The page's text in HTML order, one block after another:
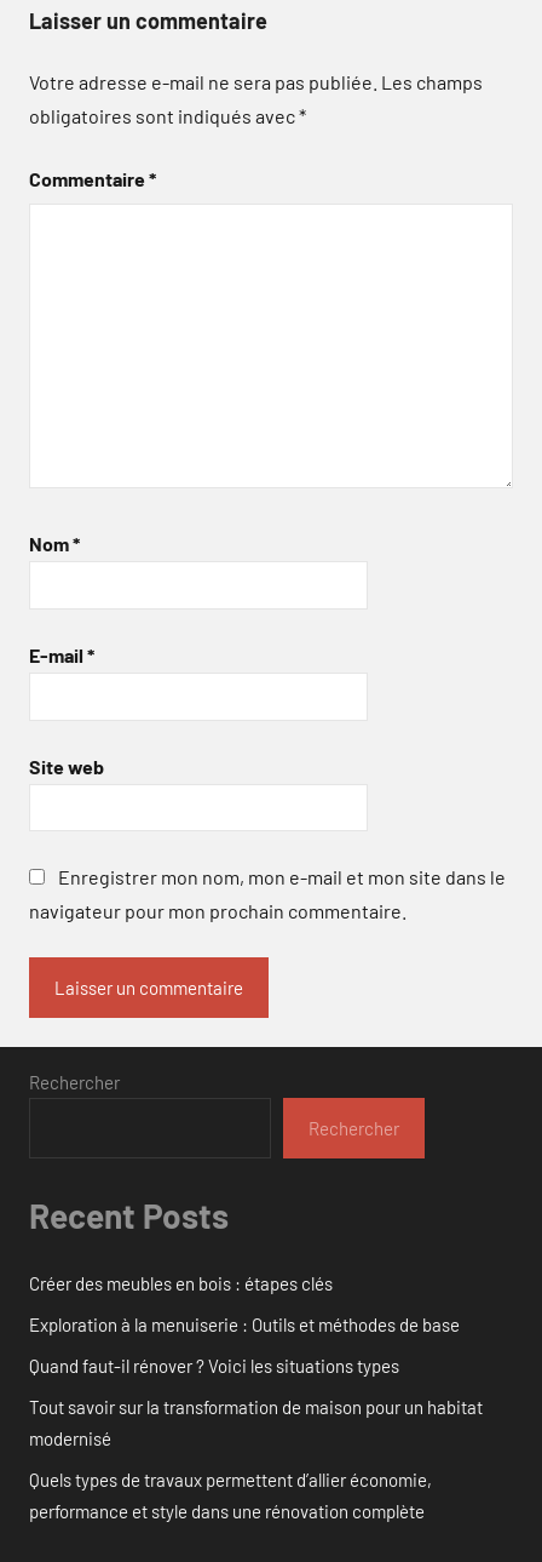
Laisser un commentaire
Votre adresse e-mail ne sera pas publiée. Les champs
obligatoires sont indiqués avec*
Commentaire*
Nom*
E-mail *
Site web
Enregistrer mon nom, mon e-mail et mon site dans le
navigateur pour mon prochain commentaire.
Rechercher
Rechercher
Recent Posts
Créer des meubles en bois : étapes clés
Exploration à la menuiserie : Outils et méthodes de base
Quand faut-il rénover ? Voici les situations types
Tout savoir sur la transformation de maison pour un habitat
modernisé
Quels types de travaux permettent d’allier économie,
performance et style dans une rénovation complète